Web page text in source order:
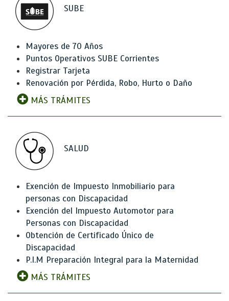
SUBE
Mayores de 70 Años
Puntos Operativos SUBE Corrientes
Registrar Tarjeta
Renovación por Pérdida, Robo, Hurto o Daño
MÁS TRÁMITES
SALUD
Exención de Impuesto Inmobiliario para
personas con Discapacidad
Exención del Impuesto Automotor para
Personas con Discapacidad
Obtención de Certificado Único de
Discapacidad
P.I.M Preparación Integral para la Maternidad
MÁS TRÁMITES